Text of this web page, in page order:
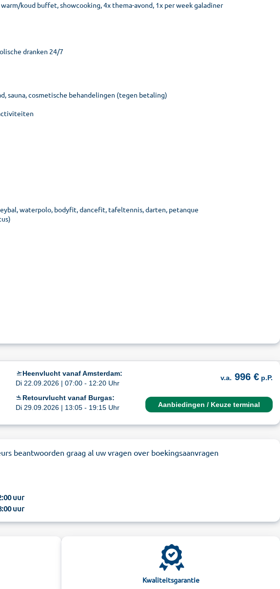
koud buffet, showcooking, 4x thema-avond, 1x per week galadiner
dranken 24/7
sauna, cosmetische behandelingen (tegen betaling)
waterpolo, bodyfit, dancefit, tafeltennis, darten, petanque
Heenvlucht vanaf Amsterdam:
Di 22.09.2026 | 07:00 - 12:20 Uhr
Retourvlucht vanaf Burgas:
Di 29.09.2026 | 13:05 - 19:15 Uhr
v.a. 996 € p.P.
Aanbiedingen / Keuze terminal
beantwoorden graag al uw vragen over boekingsaanvragen
uur
uur
Kwaliteitsgarantie